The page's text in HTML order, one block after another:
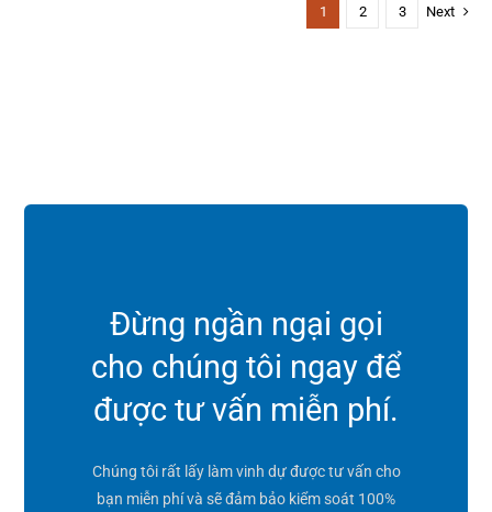
1 2 3 Next
Đừng ngần ngại gọi
cho chúng tôi ngay để
được tư vấn miễn phí.
Chúng tôi rất lấy làm vinh dự được tư vấn cho
bạn miễn phí và sẽ đảm bảo kiểm soát 100%